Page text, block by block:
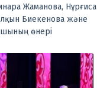
Жаманова, Нұрғиса
Биекенова және
өнері